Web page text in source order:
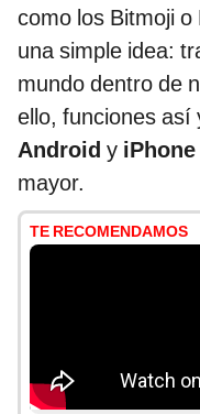
como los Bitmoji
una simple idea:
mundo dentro de
ello, funciones así
Android y iPhone
mayor.
TE RECOMENDAMOS